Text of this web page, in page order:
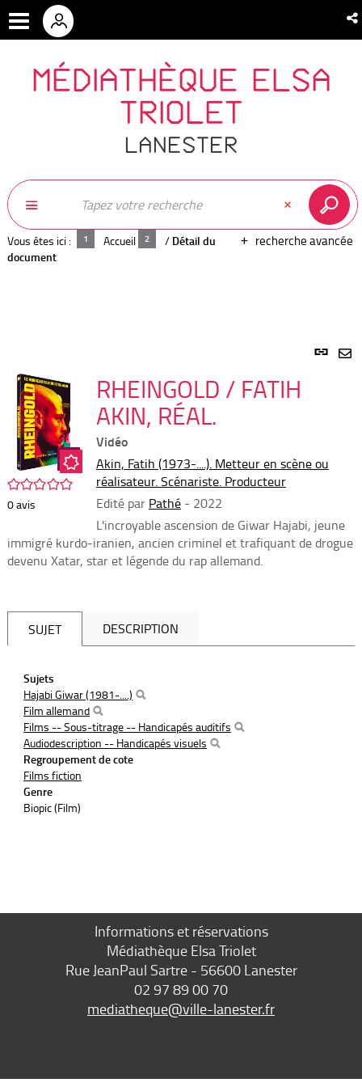
MÉDIATHÈQUE ELSA
TRIOLET
LANESTER
recherche avancée
Vous êtes ici : Accueil / Détail du
document
Lien
/5
0avis
RHEINGOLD / FATIH
AKIN, RÉAL.
Vidéo
Akin, Fatih (1973-....). Metteur en scène ou
réalisateur. Scénariste. Producteur
Edité par Pathé - 2022
L'incroyable ascension de Giwar Hajabi, jeune
immigré kurdo-iranien, ancien criminel et trafiquant de drogue
devenu Xatar, star et légende du rap allemand.
SUJET DESCRIPTION
Sujets
Hajabi Giwar (1981-....)
Film allemand
Films -- Sous-titrage -- Handicapés auditifs
Audiodescription -- Handicapés visuels
Regroupement de cote
Films fiction
Genre
Biopic (Film)
Informations et réservations
Médiathèque Elsa Triolet
Rue JeanPaul Sartre - 56600 Lanester
02 97 89 00 70
mediatheque@ville-lanester.fr